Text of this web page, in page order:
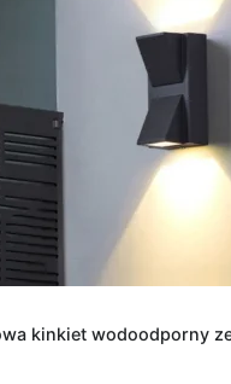
kinkiet wodoodporny